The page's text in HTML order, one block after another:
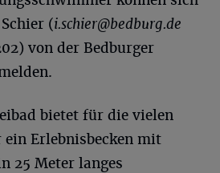
(i.schier@bedburg.de
von der Bedburger
bietet für die vielen
ein Erlebnisbecken mit
25 Meter langes